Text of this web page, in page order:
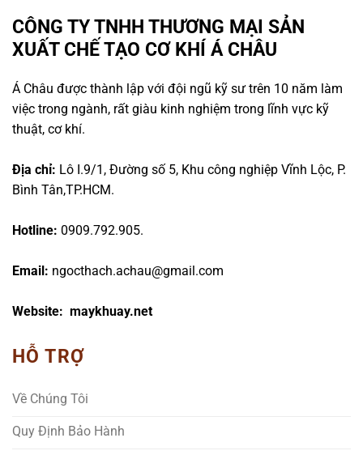
CÔNG TY TNHH THƯƠNG MẠI SẢN
XUẤT CHẾ TẠO CƠ KHÍ Á CHÂU
Á Châu được thành lập với đội ngũ kỹ sư trên 10 năm làm
việc trong ngành, rất giàu kinh nghiệm trong lĩnh vực kỹ
thuật, cơ khí.
Địa chỉ: Lô I.9/1, Đường số 5, Khu công nghiệp Vĩnh Lộc, P.
Bình Tân,TP.HCM.
Hotline: 0909.792.905.
Email: ngocthach.achau@gmail.com
Website: maykhuay.net
HỖ TRỢ
Về Chúng Tôi
Quy Định Bảo Hành